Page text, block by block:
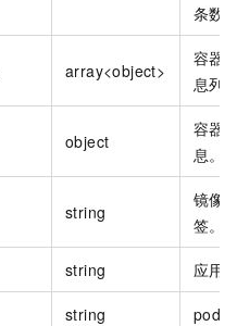
条数
array<object>
容器
息列
object
容器
息。
string
镜像
签。
string 应用
string pod